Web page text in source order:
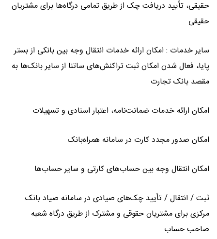
حقیقی، تأیید دریافت چک از طریق تمامی درگاه‌ها برای مشتریان
حقیقی
سایر خدمات : امکان ارائه خدمات انتقال وجه بین بانکی از بستر
پایا، فعال شدن امکان ثبت تراکنش‌های ساتنا از سایر بانک‌ها به
مقصد بانک تجارت
امکان ارائه خدمات ضمانت‌نامه، اعتبار اسنادی و تسهیلات
امکان صدور مجدد کارت در سامانه همراه‌بانک
امکان انتقال وجه بین حساب‌های کارتی و سایر حساب‌ها
ثبت / انتقال / تأیید چک‌های صیادی در سامانه صیاد بانک
مرکزی برای مشتریان حقوقی و مشترک از طریق درگاه شعبه
صاحب حساب